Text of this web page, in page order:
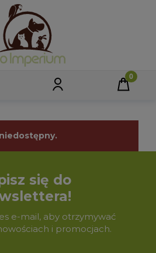
się do
e-mail, aby otrzymywać
i promocjach.